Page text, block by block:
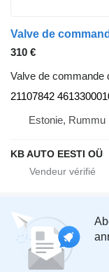
310 €
Valve de commande
21107842
Estonie, Rummu
KB AUTO EESTI OÜ